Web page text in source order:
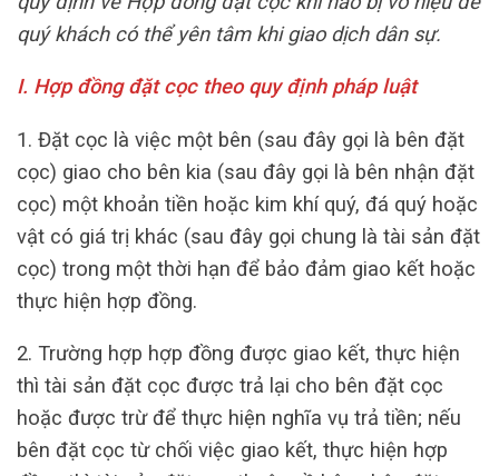
quý khách có thể yên tâm khi giao dịch dân sự.
I. Hợp đồng đặt cọc theo quy định pháp luật
1. Đặt cọc là việc một bên (sau đây gọi là bên đặt
cọc) giao cho bên kia (sau đây gọi là bên nhận đặt
cọc) một khoản tiền hoặc kim khí quý, đá quý hoặc
vật có giá trị khác (sau đây gọi chung là tài sản đặt
cọc) trong một thời hạn để bảo đảm giao kết hoặc
thực hiện hợp đồng.
2. Trường hợp hợp đồng được giao kết, thực hiện
thì tài sản đặt cọc được trả lại cho bên đặt cọc
hoặc được trừ để thực hiện nghĩa vụ trả tiền; nếu
bên đặt cọc từ chối việc giao kết, thực hiện hợp